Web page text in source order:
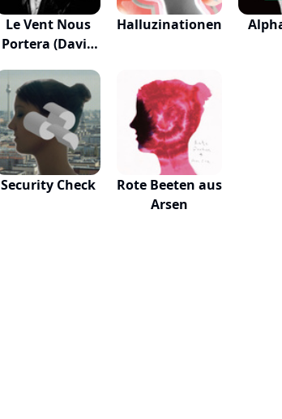
Le Vent Nous
Portera (David
Halluzinationen
Security Check
Rote Beeten aus
Arsen